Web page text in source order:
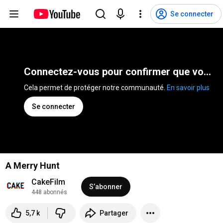
Se connecter
Connectez-vous pour confirmer que vous n'êtes pas un robot
En savoir plus
Se connecter
A Merry Hunt
CakeFilm
448 abonnés
S’abonner
5,7 k Partager